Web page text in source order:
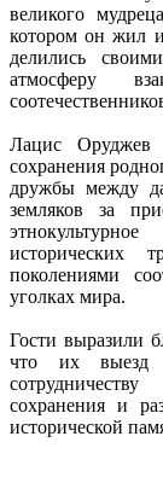
великого
котором он жил
делились
атмосферу
Лацис Оруджев
сохранения
дружбы между
земляков за
исторических
поколениями
уголках мира.
Гости выразили
что их выезд
сохранения и
исторической